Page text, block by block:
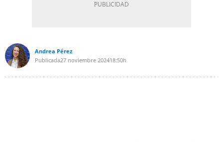
Andrea Pérez
Publicada27 noviembre 202418:50h